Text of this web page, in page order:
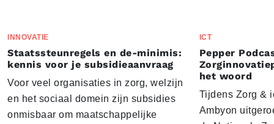
INNOVATIE
Staatssteunregels en de-minimis:
kennis voor je subsidieaanvraag
Voor veel organisaties in zorg, welzijn
en het sociaal domein zijn subsidies
onmisbaar om maatschappelijke
ICT
Pepper
het woord
Tijdens Zorg &
Ambyon